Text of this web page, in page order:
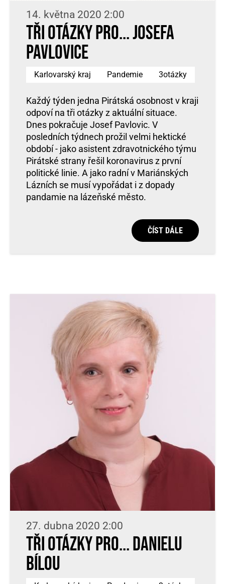
14. května 2020 2:00
Tři otázky pro... Josefa
Pavlovice
Karlovarský kraj Pandemie 3otázky
Každý týden jedna Pirátská osobnost v kraji
odpoví na tři otázky z aktuální situace.
Dnes pokračuje Josef Pavlovic. V
posledních týdnech prožil velmi hektické
období - jako asistent zdravotnického týmu
Pirátské strany řešil koronavirus z první
politické linie. A jako radní v Mariánských
Lázních se musí vypořádat i z dopady
pandamie na lázeňské město.
ČÍST DÁLE
27. dubna 2020 2:00
Tři otázky pro... Danielu
Bílou